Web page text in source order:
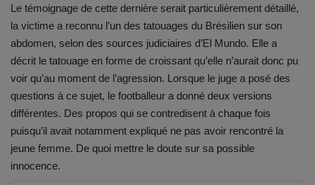
Le témoignage de cette dernière serait particulièrement détaillé,
la victime a reconnu l’un des tatouages du Brésilien sur son
abdomen, selon des sources judiciaires d’El Mundo. Elle a
décrit le tatouage en forme de croissant qu’elle n’aurait donc pu
voir qu’au moment de l’agression. Lorsque le juge a posé des
questions à ce sujet, le footballeur a donné deux versions
différentes. Des propos qui se contredisent à chaque fois
puisqu’il avait notamment expliqué ne pas avoir rencontré la
jeune femme. De quoi mettre le doute sur sa possible
innocence.